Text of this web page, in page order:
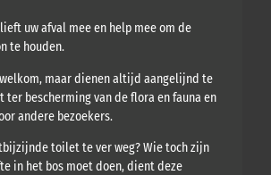
uw afval mee en help mee om de
te houden.
maar dienen altijd aangelijnd te
ter bescherming van de flora en fauna en
andere bezoekers.
toilet te ver weg? Wie toch zijn
in het bos moet doen, dient deze